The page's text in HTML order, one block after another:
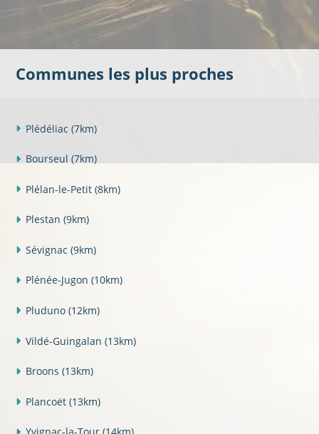
Communes les plus proches
Plédéliac (7km)
Bourseul (7km)
Plélan-le-Petit (8km)
Plestan (9km)
Sévignac (9km)
Plénée-Jugon (10km)
Pluduno (12km)
Vildé-Guingalan (13km)
Broons (13km)
Plancoët (13km)